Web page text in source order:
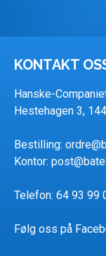
KONTAKT
Hanske-
Hestehagen 3,
Bestilling:
Kontor:
Telefon: 64 93 99
Følg oss på